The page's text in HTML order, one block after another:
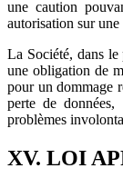
une caution
autorisation sur une
La Société, dans le
une obligation de
pour un dommage
perte de
problèmes
XV. LOI